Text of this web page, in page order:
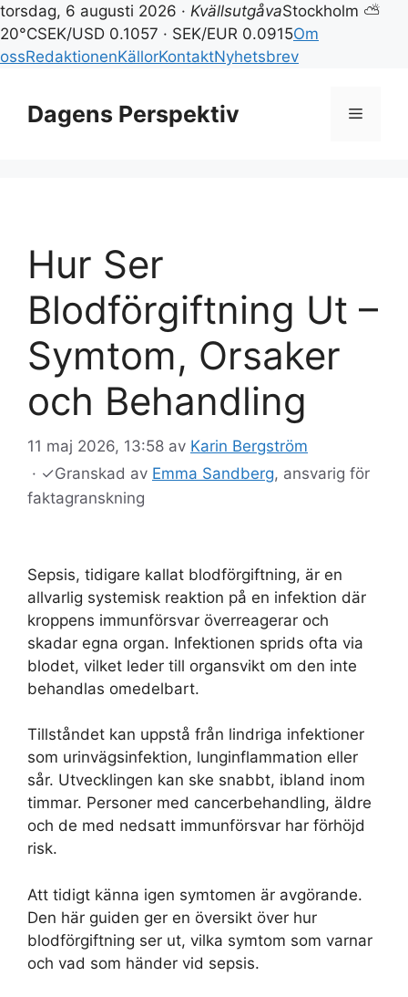
torsdag, 6 augusti 2026 · KvällsutgåvaStockholm ⛅
20°CSEK/USD 0.1057 · SEK/EUR 0.0915Om
ossRedaktionenKällorKontaktNyhetsbrev
innehållDagens Perspektiv Meny
Hur Ser
Blodförgiftning Ut –
Symtom, Orsaker
och Behandling
11 maj 2026, 13:58 av Karin Bergström
· ✓Granskad av Emma Sandberg, ansvarig för
faktagranskning
Sepsis, tidigare kallat blodförgiftning, är en
allvarlig systemisk reaktion på en infektion där
kroppens immunförsvar överreagerar och
skadar egna organ. Infektionen sprids ofta via
blodet, vilket leder till organsvikt om den inte
behandlas omedelbart.
Tillståndet kan uppstå från lindriga infektioner
som urinvägsinfektion, lunginflammation eller
sår. Utvecklingen kan ske snabbt, ibland inom
timmar. Personer med cancerbehandling, äldre
och de med nedsatt immunförsvar har förhöjd
risk.
Att tidigt känna igen symtomen är avgörande.
Den här guiden ger en översikt över hur
blodförgiftning ser ut, vilka symtom som varnar
och vad som händer vid sepsis.